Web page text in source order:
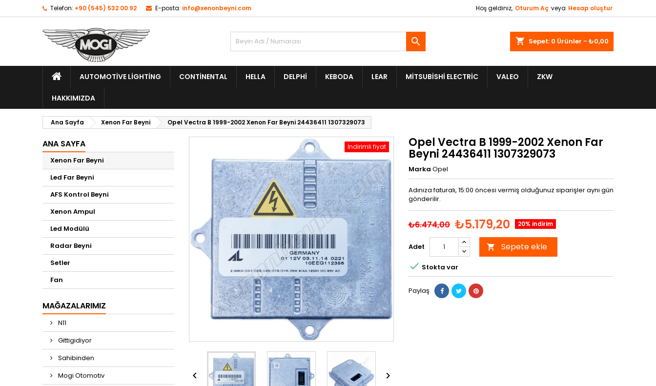
Telefon: +90 (545) 532 00 92 E-posta: info@xenonbeyni.com Hoş geldiniz, Oturum Aç veya Hesap oluştur
shopping_cart Sepet: 0 Ürünler - ₺0,00

AUTOMOTIVE LIGHTING CONTINENTAL HELLA DELPHI KEBODA LEAR MITSUBISHI ELECTRIC VALEO ZKW
HAKKIMIZDA
Ana Sayfa Xenon Far Beyni Opel Vectra B 1999-2002 Xenon Far Beyni 24436411 1307329073
ANA SAYFA
Xenon Far Beyni
Led Far Beyni
AFS Kontrol Beyni
Xenon Ampul
Led Modülü
Radar Beyni
Setler
Fan
MAĞAZALARIMIZ
N11
Gittigidiyor
Sahibinden
Mogi Otomotiv
İndirimli fiyat
 
Opel Vectra B 1999-2002 Xenon Far
Beyni 24436411 1307329073
Marka Opel
Adınıza faturalı, 15:00 öncesi vermiş olduğunuz siparişler aynı gün
gönderilir.
₺6.474,00 ₺5.179,20 20% indirim
Adet  Sepete ekle
 Stokta var
Paylaş